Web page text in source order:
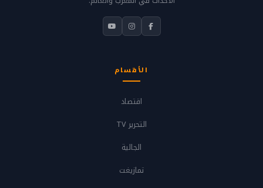
الأقسام
اقتصاد
التحرير TV
الجالية
تمازيغت